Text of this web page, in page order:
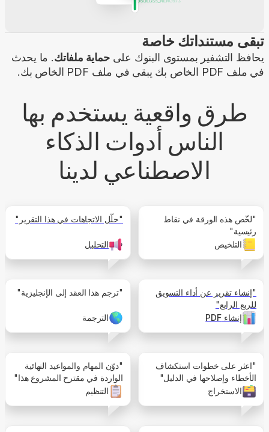
تبقى مستنداتك خاصة
يحافظ التشفير بمستوى البنوك علىحماية ملفاتك. ما يحدث
في ملف PDF الخاص بك يبقى في ملف PDF الخاص بك.
طرق واقعية يستخدم بها
الناس أدوات الذكاء
الاصطناعي لدينا
"لخّص هذه الورقة في نقاط
رئيسية"
التلخيص
"حلّل الاتجاهات في هذا التقرير"
التحليل
"إنشاء تقرير عن أداء التسويق
للربع الرابع"
إنشاء PDF
"ترجم هذا العقد إلى الإنجليزية"
الترجمة
"اعثر على خطوات استكشاف
الأخطاء وإصلاحها في الدليل"
الاستخراج
"دوّن المهام والمواعيد النهائية
الواردة في مقترح المشروع هذا"
التنظيم